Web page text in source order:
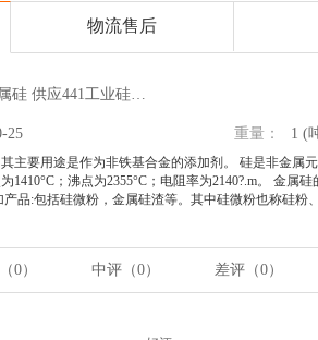
物流售后
硅 供应441工业硅…
25 重量： 1 (
主要用途是作为非铁基合金的添加剂。
硅是非金属
1410°C；沸点为2355°C；电阻率为2140?.m。 金属
品:包括硅微粉，金属硅渣等。其中硅微粉也称硅粉
0） 中评（0） 差评（0）